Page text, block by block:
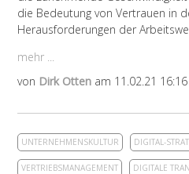
die Bedeutung von Vertrauen in
Herausforderungen der
mehr ...
von Dirk Otten am 11.02.21 16:16
UNTERNEHMENSKULTUR DIGITAL-
VERTRIEBSMANAGEMENT DIGITALE